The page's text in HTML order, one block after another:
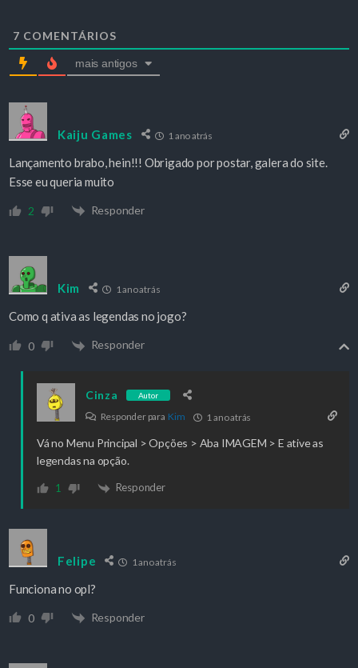
7 COMENTÁRIOS
mais antigos
Kaiju Games 1 ano atrás
Lançamento brabo, hein!!! Obrigado por postar, galera do site.
Esse eu queria muito
2 Responder
Kim 1 ano atrás
Como q ativa as legendas no jogo?
0 Responder
Cinza Autor
Responder para Kim 1 ano atrás
Vá no Menu Principal > Opções > Aba IMAGEM > E ative as
legendas na opção.
1 Responder
Felipe 1 ano atrás
Funciona no opl?
0 Responder